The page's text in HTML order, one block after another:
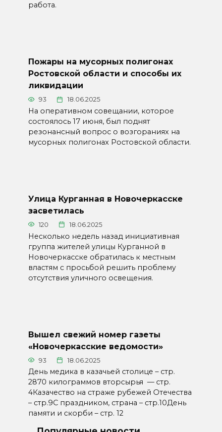
работа.
Пожары на мусорных полигонах
Ростовской области и способы их
ликвидации
93 18.06.2025
На оперативном совещании, которое
состоялось 17 июня, был поднят
резонансный вопрос о возгораниях на
мусорных полигонах Ростовской области.
Улица Курганная в Новочеркасске
засветилась
120 18.06.2025
Несколько недель назад инициативная
группа жителей улицы Курганной в
Новочеркасске обратилась к местным
властям с просьбой решить проблему
отсутствия уличного освещения.
Вышел свежий номер газеты
«Новочеркасские ведомости»
93 18.06.2025
День медика в казачьей столице – стр.
2870 килограммов вторсырья — стр.
4Казачество на страже рубежей Отечества
– стр.9С праздником, страна – стр.10День
памяти и скорби – стр. 12